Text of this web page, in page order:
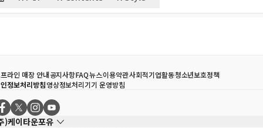
라인 매장 안내공지사항FAQ뉴스이용약관사회적기업활동청소년보호정책
정보처리방침영상정보처리기기 운영방침
)케이타운포유